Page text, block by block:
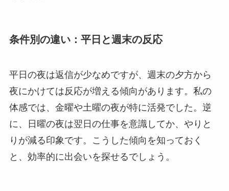
条件別の違い：平日と週末の反応
平日の夜は返信が少なめですが、週末の夕方から
夜にかけては反応が増える傾向があります。私の
体感では、金曜や土曜の夜が特に活発でした。逆
に、日曜の夜は翌日の仕事を意識してか、やりと
りが減る印象です。こうした傾向を知っておく
と、効率的に出会いを探せるでしょう。